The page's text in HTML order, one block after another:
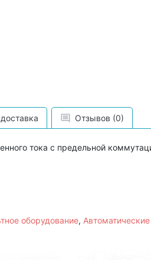
Отзывов (0)
тока с предельной
оборудование,